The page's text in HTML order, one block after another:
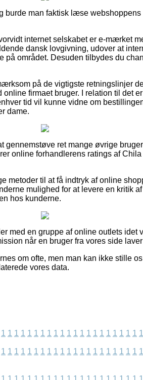
burde man faktisk læse
internet selskabet er e-mærket
dansk lovgivning, udover at
området. Desuden tilbydes du
på de vigtigste retningslinjer
firmaet bruger. I relation til det
tid vil kunne vidne om
dame.
gennemstøve ret mange øvrige
online forhandlerens ratings af
metoder til at få indtryk af online
mulighed for at levere en kritik
hos kunderne.
med en gruppe af online outlets idet
når en bruger fra vores side
om ofte, men man kan ikke stille
vores data.
1 1 1 1 1 1 1 1 1 1 1 1 1 1 1 1 1 1 1 1 1 1
1 1 1 1 1 1 1 1 1 1 1 1 1 1 1 1 1 1 1 1 1 1